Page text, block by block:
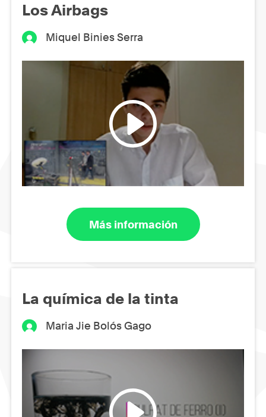
Los Airbags
Miquel Binies Serra
Más información
La química de la tinta
Maria Jie Bolós Gago